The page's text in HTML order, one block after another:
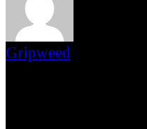
Gripweed